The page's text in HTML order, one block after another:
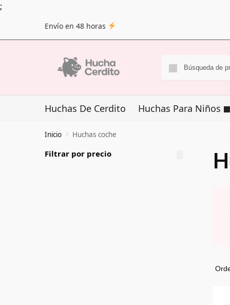
;
Envío en 48 horas
Huchas De Cerdito Huchas Para Niños
Inicio / Huchas coche
Filtrar por precio